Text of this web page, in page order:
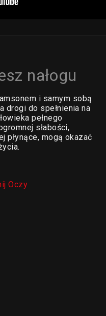
nałogu
i samym sobą
drogi do spełnienia na
pełnego
słabości,
płynące, mogą okazać
Oczy